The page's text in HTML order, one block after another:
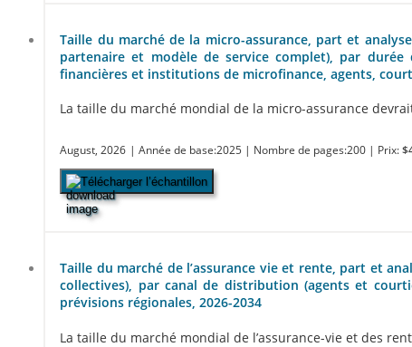
Taille du marché de la micro-assurance, part et
partenaire et modèle de service complet), par
financières et institutions de microfinance, agents,
La taille du marché mondial de la micro-assurance
August, 2026 | Année de base:2025 | Nombre de pages:200 | Prix:
Télécharger l’échantillon
Taille du marché de l’assurance vie et rente, part et
collectives), par canal de distribution (agents et
prévisions régionales, 2026-2034
La taille du marché mondial de l’assurance-vie et des